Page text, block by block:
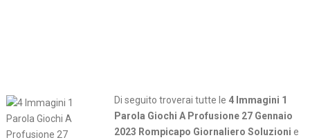
Di seguito troverai tutte le 4 Immagini 1
Parola Giochi A Profusione 27 Gennaio
2023 Rompicapo Giornaliero Soluzioni e